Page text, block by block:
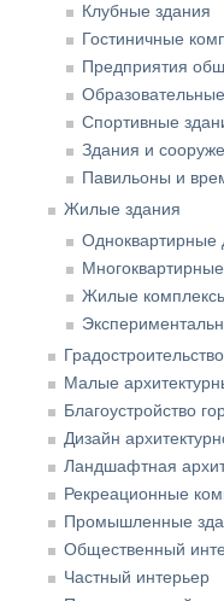
Клубные здания
Гостиничные
Предприятия
Спортивные
Здания и
Павильоны и
Жилые здания
Одноквартирные
Жилые
Градостроительство
Малые
Благоустройство
Дизайн
Ландшафтная
Рекреационные
Промышленные
Общественный
Частный интерьер